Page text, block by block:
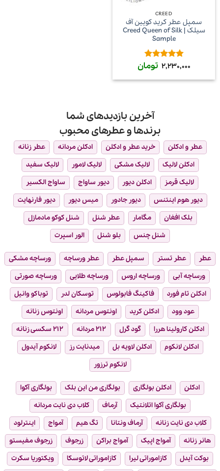
CREED
سمپل عطر کرید کویین آف
سیلک | Creed Queen of Silk
Sample
امتیاز5از 2,230,000 تومان
آخرین بازدیدهای شما
برندها و عطرهای محبوب
عطر و ادکلن خرید عطر و ادکلن ادکلن مردانه
عطر زنانه
ادکلن لالیک
لالیک مشکی لالیک لامور
لالیک سفید
لالیک قرمز
ادکلن دیور دیور ساواج
ساواج الکسیر
دیور هوم اینتنس
دیور جادور میس دیور
دیور فارنهایت
بلک افغان
مگامار عطر شنل
شنل کوکو مادمازل
شنل چنس
بلو شنل الور اسپرت
عطر عطر تستر سمپل عطر عطر ورساچه
ورساچه مشکی
ورساچه آبی
ورساچه اروس ورساچه طلایی
ورساچه صورتی
ادکلن تام فورد
فاکینگ فابولوس توسکان لدر
توباکو وانیل
عود وود
ادکلن کرید اونتوس مردانه
اونتوس زنانه
ادکلن کارولینا هررا
گود گرل ۲۱۲ مردانه
۲۱۲ سکسی زنانه
ادکلن لانکوم
ادکلن لاویه بل میدنایت رز
لانکوم آیدول
لانکوم ترزور
ادکلن ادکلن بولگاری بولگاری من این بلک
بولگاری آکوا
بولگاری آکوا اتلانتیک
آرماف
کلاب دی نایت مردانه
کلاب دی نایت زنانه
آرماف ونتانا تگ هیم آمواج
اینترلود
هانر زنانه
آمواج اپیک آمواج براکن زرجوف
زرجوف مفیستو
بوکت آیدل
کازاموراتی لیرا کازاموراتی لاتوسکا
ویکتوریا سکرت